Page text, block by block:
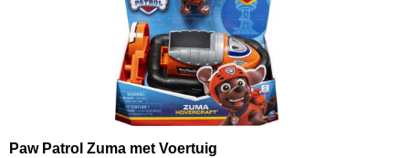
Paw Patrol Zuma met Voertuig